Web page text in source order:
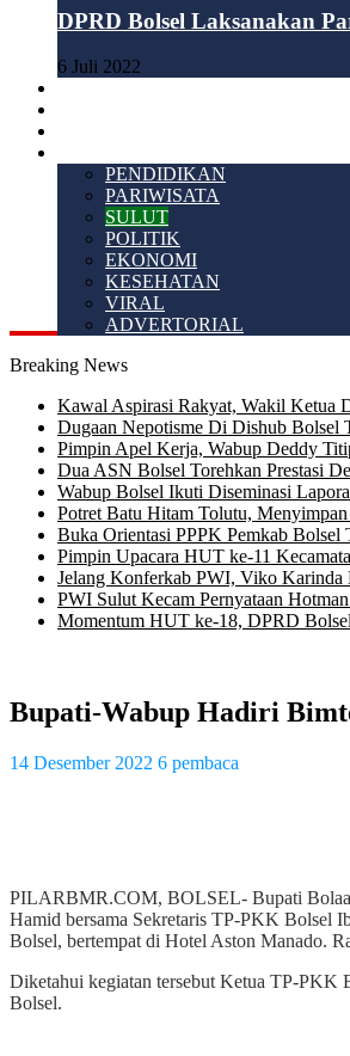
DPRD Bolsel Laksanakan
6 Juli 2022
PENDIDIKAN
PARIWISATA
SULUT
POLITIK
EKONOMI
KESEHATAN
VIRAL
ADVERTORIAL
Breaking News
Kawal Aspirasi Rakyat, Wakil Ketua
Dugaan Nepotisme Di Dishub Bolsel
Pimpin Apel Kerja, Wabup Deddy
Dua ASN Bolsel Torehkan Prestasi
Wabup Bolsel Ikuti Diseminasi
Potret Batu Hitam Tolutu,
Buka Orientasi PPPK Pemkab Bolsel
Pimpin Upacara HUT ke-11
Jelang Konferkab PWI, Viko
PWI Sulut Kecam Pernyataan
Momentum HUT ke-18, DPRD
Bupati-Wabup Hadiri
14 Desember 2022 6 pembaca
PILARBMR.COM, BOLSEL- Bupati
Hamid bersama Sekretaris TP-PKK Bolsel
Bolsel, bertempat di Hotel Aston Manado.
Diketahui kegiatan tersebut Ketua TP-PKK
Bolsel.